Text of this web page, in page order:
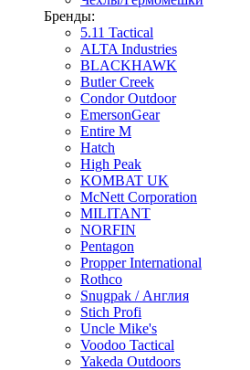
Бренды:
5.11 Tactical
ALTA Industries
BLACKHAWK
Butler Creek
Condor Outdoor
EmersonGear
Entire M
Hatch
High Peak
KOMBAT UK
McNett Corporation
MILITANT
NORFIN
Pentagon
Propper International
Rothco
Snugpak / Англия
Stich Profi
Uncle Mike's
Voodoo Tactical
Yakeda Outdoors